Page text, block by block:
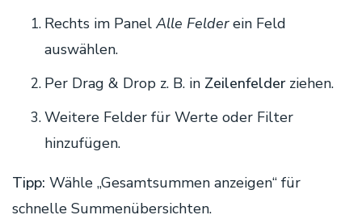
Rechts im Panel Alle Felderein Feld
auswählen.
Per Drag & Drop z. B. in Zeilenfelderziehen.
Weitere Felder für Werte oder Filter
hinzufügen.
Tipp: Wähle „Gesamtsummen anzeigen“ für
schnelle Summenübersichten.